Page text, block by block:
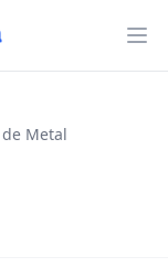
Metal